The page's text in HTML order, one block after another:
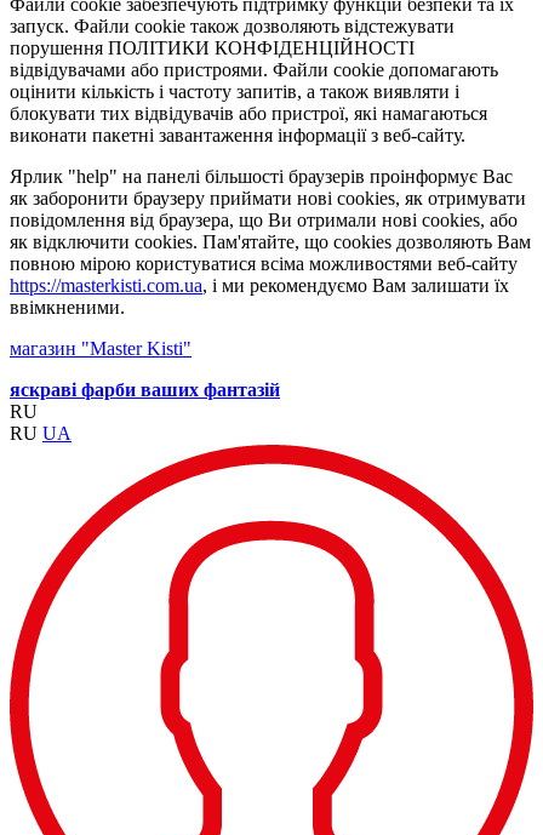
Файли cookie забезпечують підтримку функцій безпеки та їх
запуск. Файли cookie також дозволяють відстежувати
порушення ПОЛІТИКИ КОНФІДЕНЦІЙНОСТІ
відвідувачами або пристроями. Файли cookie допомагають
оцінити кількість і частоту запитів, а також виявляти і
блокувати тих відвідувачів або пристрої, які намагаються
виконати пакетні завантаження інформації з веб-сайту.
Ярлик "help" на панелі більшості браузерів проінформує Вас
як заборонити браузеру приймати нові cookies, як отримувати
повідомлення від браузера, що Ви отримали нові cookies, або
як відключити cookies. Пам'ятайте, що cookies дозволяють Вам
повною мірою користуватися всіма можливостями веб-сайту
https://masterkisti.com.ua, і ми рекомендуємо Вам залишати їх
ввімкненими.
магазин "Master Kisti"
яскраві фарби ваших фантазій
RU
RU UA